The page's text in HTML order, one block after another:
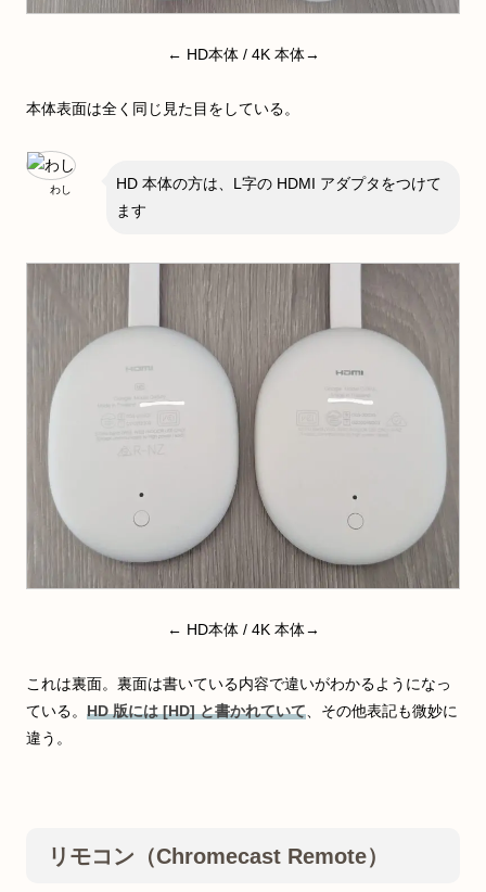
← HD本体 / 4K 本体→
本体表面は全く同じ見た目をしている。
わし
HD 本体の方は、L字の HDMI アダプタをつけて
ます
← HD本体 / 4K 本体→
これは裏面。裏面は書いている内容で違いがわかるようになっ
ている。 HD 版には [HD] と書かれていて、その他表記も微妙に
違う。
リモコン（Chromecast Remote）